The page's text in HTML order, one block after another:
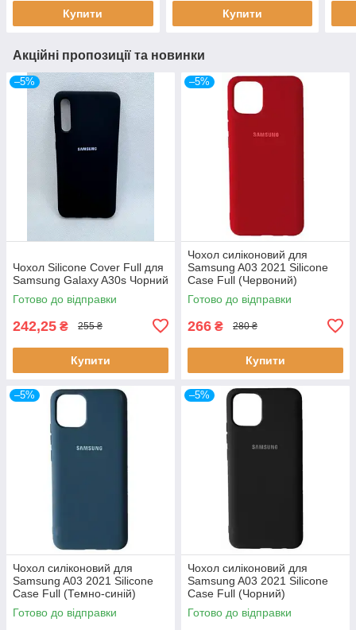
Купити Купити
Акційні пропозиції та новинки
–5%
Чохол Silicone Cover Full для
Samsung Galaxy A30s Чорний
Готово до відправки
242,25 ₴ 255 ₴
Купити
–5%
Чохол силіконовий для
Samsung A03 2021 Silicone
Case Full (Червоний)
Готово до відправки
266 ₴ 280 ₴
Купити
–5%
Чохол силіконовий для
Samsung A03 2021 Silicone
Case Full (Темно-синій)
Готово до відправки
–5%
Чохол силіконовий для
Samsung A03 2021 Silicone
Case Full (Чорний)
Готово до відправки